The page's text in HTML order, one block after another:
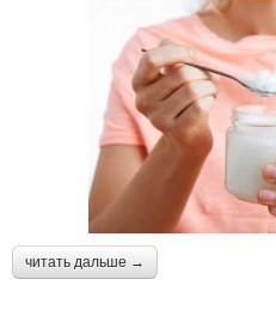
читать дальше →